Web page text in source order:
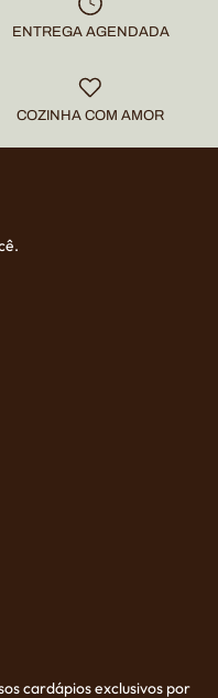
ENTREGA AGENDADA
COZINHA COM AMOR
cardápios exclusivos por